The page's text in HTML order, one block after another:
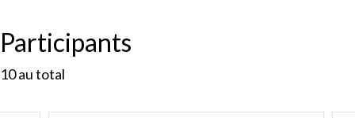
Participants
10au total